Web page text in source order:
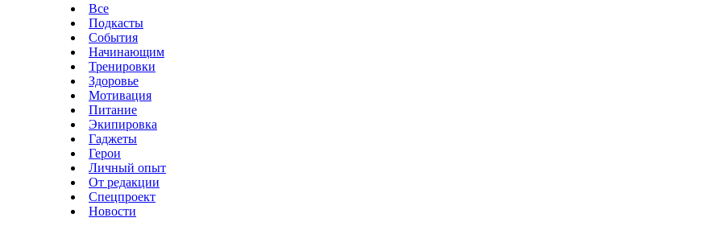
Все
Подкасты
События
Начинающим
Тренировки
Здоровье
Мотивация
Питание
Экипировка
Гаджеты
Герои
Личный опыт
От редакции
Спецпроект
Новости